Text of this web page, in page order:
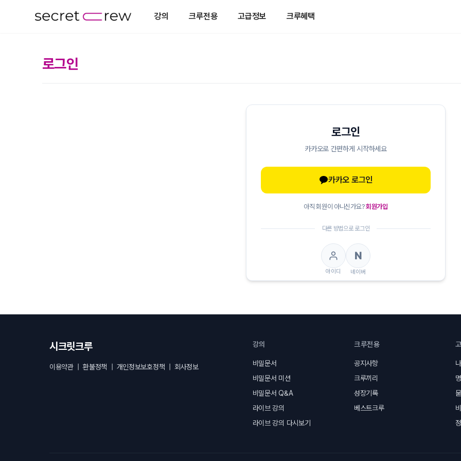
강의 크루전용 고급정보 크루혜택
로그인
로그인
카카오로 간편하게 시작하세요
카카오 로그인
아직 회원이 아니신가요?회원가입
다른 방법으로 로그인
아이디
N
네이버
시크릿크루
이용약관|환불정책 개인정보보호정책 회사정보
강의
비밀문서
비밀문서 미션
비밀문서 Q&A
라이브 강의
라이브 강의 다시보기
크루전용
공지사항
크루끼리
성장기록
베스트크루